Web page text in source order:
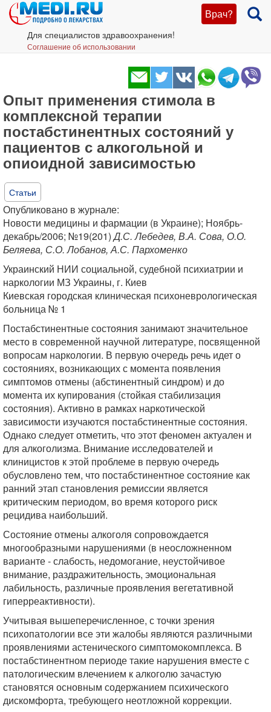
Врач?
Для специалистов здравоохранения!
Соглашение об использовании
Опыт применения стимола в
комплексной терапии
постабстинентных состояний у
пациентов с алкогольной и
опиоидной зависимостью
Статьи
Опубликовано в журнале:
Новости медицины и фармации (в Украине); Ноябрь-
декабрь/2006; №19(201)Д.С. Лебедев, В.А. Сова, О.О.
Беляева, С.О. Лобанов, А.С. Пархоменко
Украинский НИИ социальной, судебной психиатрии и
наркологии МЗ Украины, г. Киев
Киевская городская клиническая психоневрологическая
больница № 1
Постабстинентные состояния занимают значительное
место в современной научной литературе, посвященной
вопросам наркологии. В первую очередь речь идет о
состояниях, возникающих с момента появления
симптомов отмены (абстинентный синдром) и до
момента их купирования (стойкая стабилизация
состояния). Активно в рамках наркотической
зависимости изучаются постабстинентные состояния.
Однако следует отметить, что этот феномен актуален и
для алкоголизма. Внимание исследователей и
клиницистов к этой проблеме в первую очередь
обусловлено тем, что постабстинентное состояние как
ранний этап становления ремиссии является
критическим периодом, во время которого риск
рецидива наибольший.
Состояние отмены алкоголя сопровождается
многообразными нарушениями (в неосложненном
варианте - слабость, недомогание, неустойчивое
внимание, раздражительность, эмоциональная
лабильность, различные проявления вегетативной
гиперреактивности).
Учитывая вышеперечисленное, с точки зрения
психопатологии все эти жалобы являются различными
проявлениями астенического симптомокомплекса. В
постабстинентном периоде такие нарушения вместе с
патологическим влечением к алкоголю зачастую
становятся основным содержанием психического
дискомфорта, требующего неотложной коррекции.